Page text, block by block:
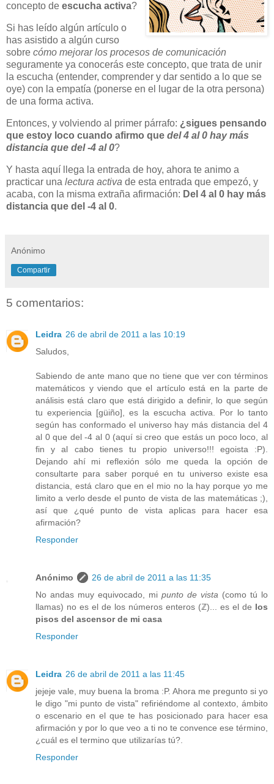
concepto de escucha activa?
Si has leído algún artículo o
has asistido a algún curso
sobre cómo mejorar los procesos de comunicación
seguramente ya conocerás este concepto, que trata de unir
la escucha (entender, comprender y dar sentido a lo que se
oye) con la empatía (ponerse en el lugar de la otra persona)
de una forma activa.
Entonces, y volviendo al primer párrafo: ¿sigues pensando
que estoy loco cuando afirmo que del 4 al 0 hay más
distancia que del -4 al 0?
Y hasta aquí llega la entrada de hoy, ahora te animo a
practicar una lectura activa de esta entrada que empezó, y
acaba, con la misma extraña afirmación: Del 4 al 0 hay más
distancia que del -4 al 0.
Anónimo
Compartir
5 comentarios:
Leidra 26 de abril de 2011 a las 10:19
Saludos,
Sabiendo de ante mano que no tiene que ver con términos
matemáticos y viendo que el artículo está en la parte de
análisis está claro que está dirigido a definir, lo que según
tu experiencia [güiño], es la escucha activa. Por lo tanto
según has conformado el universo hay más distancia del 4
al 0 que del -4 al 0 (aquí si creo que estás un poco loco, al
fin y al cabo tienes tu propio universo!!! egoista :P).
Dejando ahí mi reflexión sólo me queda la opción de
consultarte para saber porqué en tu universo existe esa
distancia, está claro que en el mio no la hay porque yo me
limito a verlo desde el punto de vista de las matemáticas ;),
así que ¿qué punto de vista aplicas para hacer esa
afirmación?
Responder
Anónimo
26 de abril de 2011 a las 11:35
No andas muy equivocado, mi punto de vista (como tú lo
llamas) no es el de los números enteros (ℤ)... es el de los
pisos del ascensor de mi casa
Responder
Leidra 26 de abril de 2011 a las 11:45
jejeje vale, muy buena la broma :P. Ahora me pregunto si yo
le digo "mi punto de vista" refiriéndome al contexto, ámbito
o escenario en el que te has posicionado para hacer esa
afirmación y por lo que veo a ti no te convence ese término,
¿cuál es el termino que utilizarías tú?.
Responder